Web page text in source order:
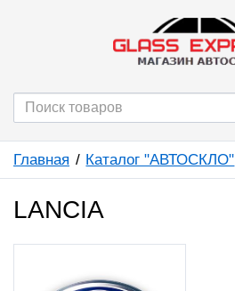
Главная Каталог "АВТОСКЛО"
LANCIA